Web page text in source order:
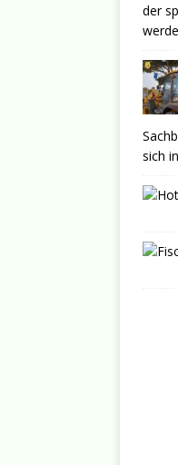
der
sich